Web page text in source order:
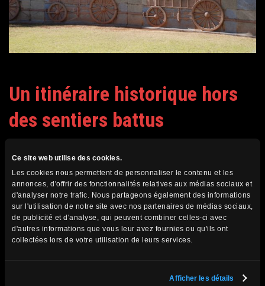
Ce site web utilise des cookies.
Les cookies nous permettent de personnaliser le contenu et les
annonces, d'offrir des fonctionnalités relatives aux médias sociaux et
d'analyser notre trafic. Nous partageons également des informations
sur l'utilisation de notre site avec nos partenaires de médias sociaux,
de publicité et d'analyse, qui peuvent combiner celles-ci avec
d'autres informations que vous leur avez fournies ou qu'ils ont
collectées lors de votre utilisation de leurs services.
Afficher les détails
Un itinéraire historique hors
des sentiers battus
sites permettent de suivre l’itinéraire des Voortrekkers et
d’explorer leur héritage :
🔸 KwaZulu-Natal – Blood River Heritage Site
Ce site commémore la fameuse bataille avec une